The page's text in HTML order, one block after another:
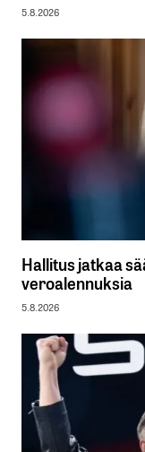
5.8.2026
Hallitus jatkaa
veroalennuksia
5.8.2026